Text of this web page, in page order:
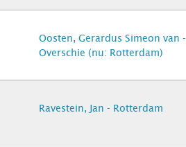
Oosten, Gerardus Simeon van -
Overschie (nu: Rotterdam)
Ravestein, Jan - Rotterdam